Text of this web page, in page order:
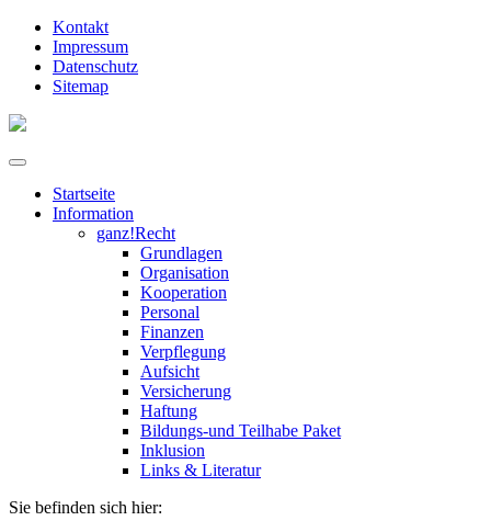
Kontakt
Impressum
Datenschutz
Sitemap
Startseite
Information
ganz!Recht
Grundlagen
Organisation
Kooperation
Personal
Finanzen
Verpflegung
Aufsicht
Versicherung
Haftung
Bildungs-und Teilhabe Paket
Inklusion
Links & Literatur
Sie befinden sich hier: